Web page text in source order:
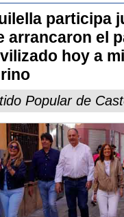
participa
arrancaron el
hoy a
Popular de